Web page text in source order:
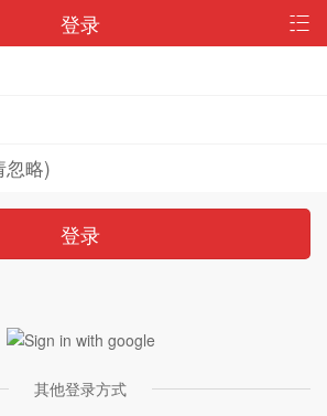
登录
登录
其他登录方式